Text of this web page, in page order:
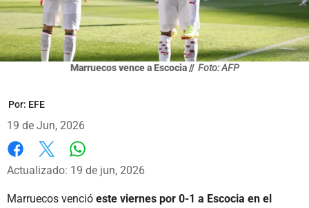
Marruecos vence a Escocia // Foto: AFP
Por: EFE
19 de Jun, 2026
Facebook
X Whatsapp
Actualizado: 19 de jun, 2026
Marruecos venció este viernes por 0-1 a Escocia en el